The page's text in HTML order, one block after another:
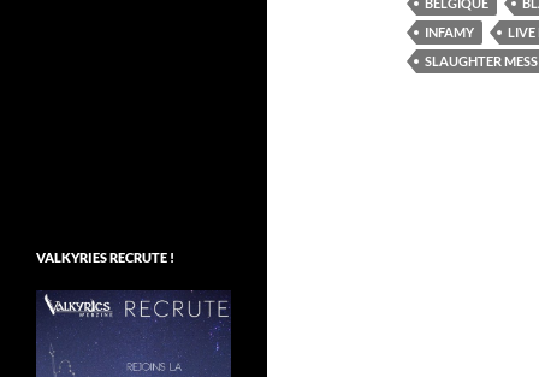
BELGIQUE
INFAMY
LIVE
SLAUGHTER
VALKYRIES RECRUTE !